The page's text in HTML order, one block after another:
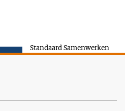
Standaard Samenwerken